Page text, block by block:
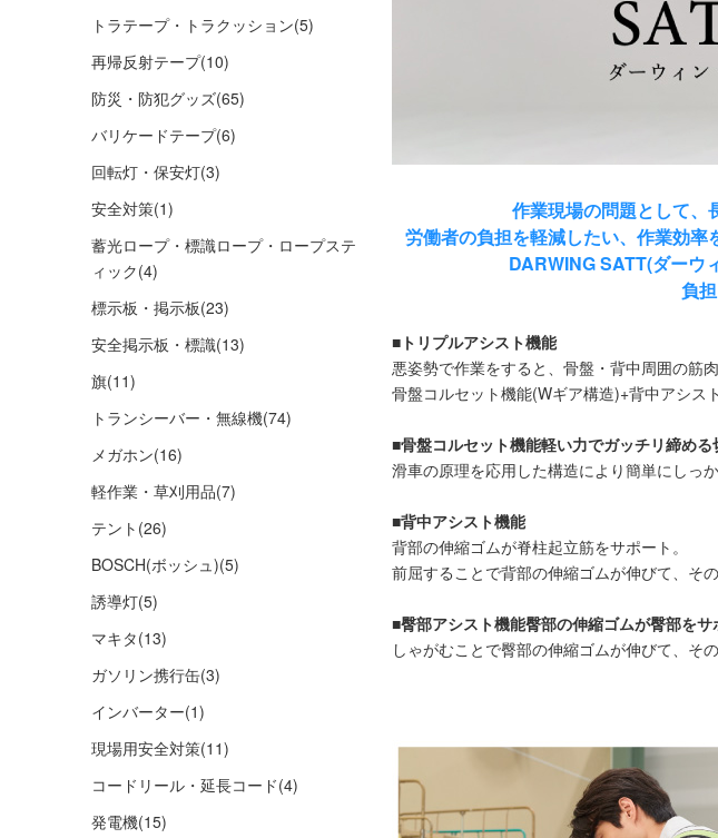
トラテープ・トラクッション(5)
再帰反射テープ(10)
防災・防犯グッズ(65)
バリケードテープ(6)
回転灯・保安灯(3)
安全対策(1)
蓄光ロープ・標識ロープ・ロープステ
ィック(4)
標示板・掲示板(23)
安全掲示板・標識(13)
旗(11)
トランシーバー・無線機(74)
メガホン(16)
軽作業・草刈用品(7)
テント (26)
BOSCH(ボッシュ)(5)
誘導灯(5)
マキタ(13)
ガソリン携行缶(3)
インバーター(1)
現場用安全対策(11)
コードリール・延長コード(4)
発電機(15)
作業現場の問題として、
労働者の負担を軽減したい、作業効率
DARWING SATT(ダーウ
負
■トリプルアシスト機能
悪姿勢で作業をすると、骨盤・背中周囲の筋
骨盤コルセット機能(Wギア構造)+背中アシス
■骨盤コルセット機能軽い力でガッチリ締め
滑車の原理を応用した構造により簡単にしっ
■背中アシスト機能
背部の伸縮ゴムが脊柱起立筋をサポート。
前屈することで背部の伸縮ゴムが伸びて、そ
■臀部アシスト機能臀部の伸縮ゴムが臀部をサ
しゃがむことで臀部の伸縮ゴムが伸びて、そ